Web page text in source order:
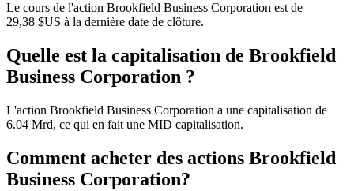
Le cours de l'action Brookfield Business Corporation est de
29,38 $US à la dernière date de clôture.
Quelle est la capitalisation de Brookfield
Business Corporation ?
L'action Brookfield Business Corporation a une capitalisation de
6.04 Mrd, ce qui en fait une MID capitalisation.
Comment acheter des actions Brookfield
Business Corporation?